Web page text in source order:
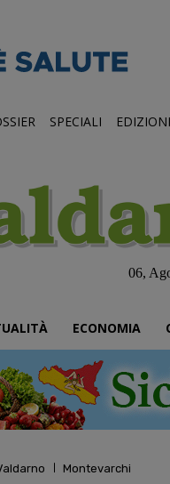
SPECIALI
06,
ECONOMIA
Montevarchi